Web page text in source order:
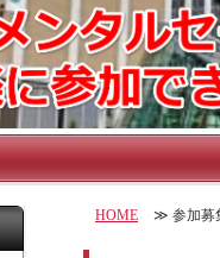
HOME ≫ 参加募